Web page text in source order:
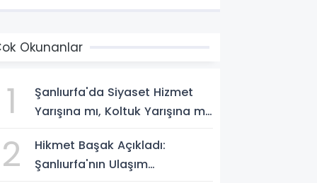
Okunanlar
1
Şanlıurfa'da Siyaset Hizmet
Yarışına mı, Koltuk Yarışına mı
2
Hikmet Başak Açıkladı:
Şanlıurfa'nın Ulaşım